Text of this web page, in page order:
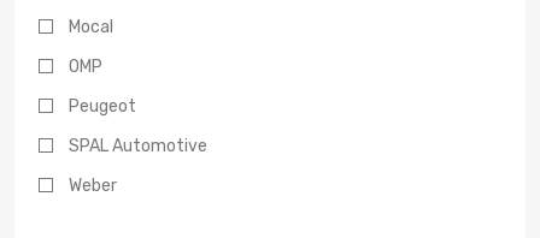
Mocal
OMP
Peugeot
SPAL Automotive
Weber